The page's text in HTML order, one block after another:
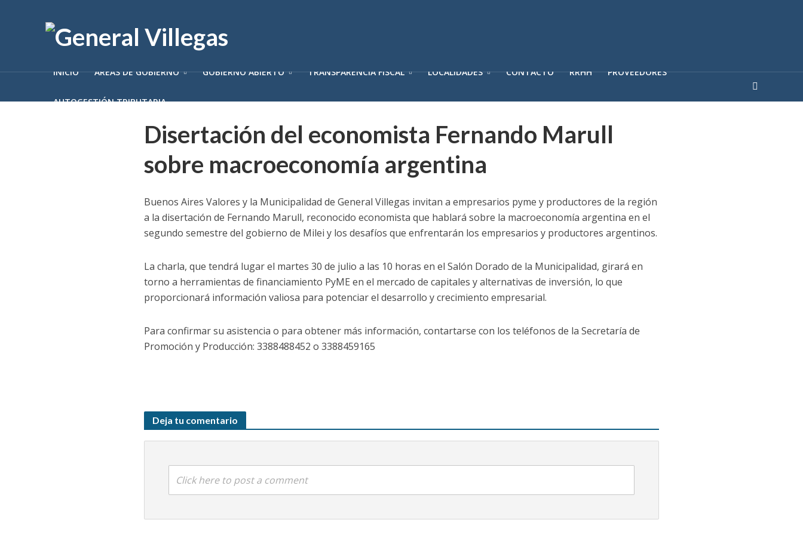
INICIO ÁREAS DE GOBIERNO GOBIERNO ABIERTO TRANSPARENCIA FISCAL LOCALIDADES CONTACTO RRHH PROVEEDORES
AUTOGESTIÓN TRIBUTARIA
Disertación del economista Fernando Marull
sobre macroeconomía argentina
Buenos Aires Valores y la Municipalidad de General Villegas invitan a empresarios pyme y productores de la región
a la disertación de Fernando Marull, reconocido economista que hablará sobre la macroeconomía argentina en el
segundo semestre del gobierno de Milei y los desafíos que enfrentarán los empresarios y productores argentinos.
La charla, que tendrá lugar el martes 30 de julio a las 10 horas en el Salón Dorado de la Municipalidad, girará en
torno a herramientas de financiamiento PyME en el mercado de capitales y alternativas de inversión, lo que
proporcionará información valiosa para potenciar el desarrollo y crecimiento empresarial.
Para confirmar su asistencia o para obtener más información, contartarse con los teléfonos de la Secretaría de
Promoción y Producción: 3388488452 o 3388459165
Deja tu comentario
Click here to post a comment